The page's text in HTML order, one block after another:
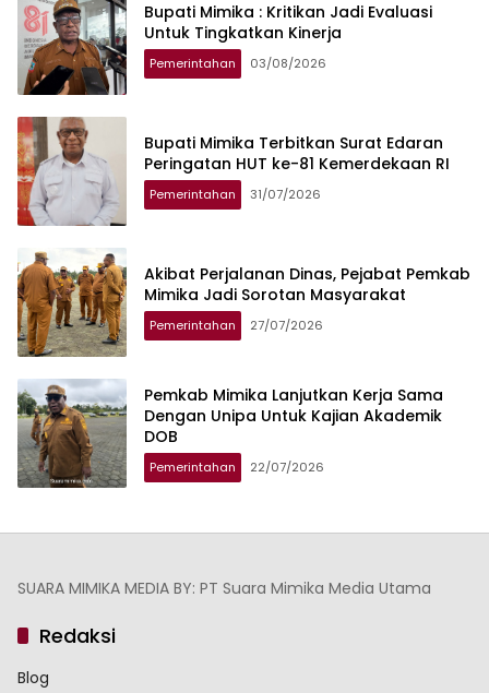
Bupati Mimika : Kritikan Jadi Evaluasi
Untuk Tingkatkan Kinerja
Pemerintahan 03/08/2026
Bupati Mimika Terbitkan Surat Edaran
Peringatan HUT ke-81 Kemerdekaan RI
Pemerintahan 31/07/2026
Akibat Perjalanan Dinas, Pejabat Pemkab
Mimika Jadi Sorotan Masyarakat
Pemerintahan 27/07/2026
Pemkab Mimika Lanjutkan Kerja Sama
Dengan Unipa Untuk Kajian Akademik
DOB
Pemerintahan 22/07/2026
SUARA MIMIKA MEDIA BY: PT Suara Mimika Media Utama
Redaksi
Blog